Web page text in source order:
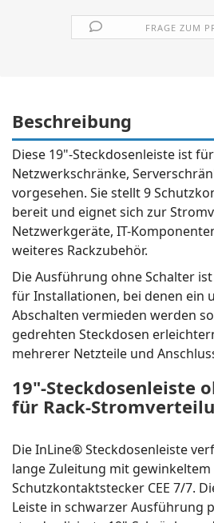
FRAGE ZUM
Beschreibung
Diese 19"-Steckdosenleiste ist
Netzwerkschränke,
vorgesehen. Sie stellt 9
bereit und eignet sich zur
Netzwerkgeräte, IT-
weiteres Rackzubehör.
Die Ausführung ohne Schalter
für Installationen, bei denen ein
Abschalten vermieden werden
gedrehten Steckdosen
mehrerer Netzteile und
19"-Steckdosenleiste
für Rack-
Die InLine® Steckdosenleiste
lange Zuleitung mit gewinkeltem
Schutzkontaktstecker CEE 7/7.
Leiste in schwarzer Ausführung